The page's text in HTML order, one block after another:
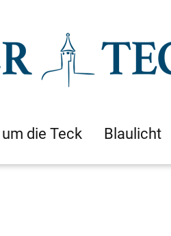
die Teck Blaulicht